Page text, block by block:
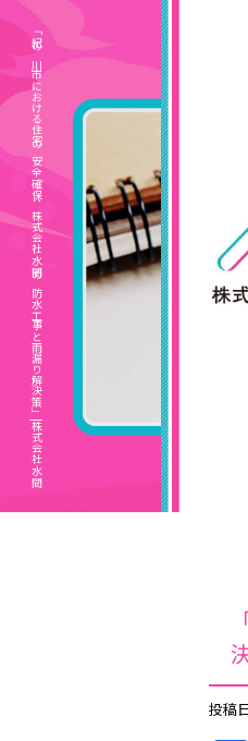
「紀の川市における住宅の安全確保：株式会社水間の防水工事と雨漏り解決策」|株式会社水間
投稿